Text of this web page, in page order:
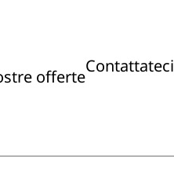
offerte
Contattateci